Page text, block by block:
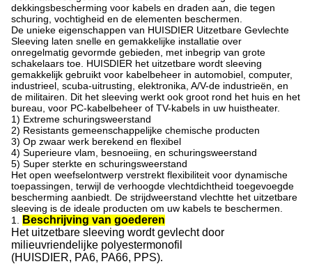
dekkingsbescherming voor kabels en draden aan, die tegen
schuring, vochtigheid en de elementen beschermen.
De unieke eigenschappen van HUISDIER Uitzetbare Gevlechte
Sleeving laten snelle en gemakkelijke installatie over
onregelmatig gevormde gebieden, met inbegrip van grote
schakelaars toe. HUISDIER het uitzetbare wordt sleeving
gemakkelijk gebruikt voor kabelbeheer in automobiel, computer,
industrieel, scuba-uitrusting, elektronika, A/V-de industrieën, en
de militairen. Dit het sleeving werkt ook groot rond het huis en het
bureau, voor PC-kabelbeheer of TV-kabels in uw huistheater.
1) Extreme schuringsweerstand
2) Resistants gemeenschappelijke chemische producten
3) Op zwaar werk berekend en flexibel
4) Superieure vlam, besnoeiing, en schuringsweerstand
5) Super sterkte en schuringsweerstand
Het open weefselontwerp verstrekt flexibiliteit voor dynamische
toepassingen, terwijl de verhoogde vlechtdichtheid toegevoegde
bescherming aanbiedt. De strijdweerstand vlechtte het uitzetbare
sleeving is de ideale producten om uw kabels te beschermen.
1.
Beschrijving van goederen
Het uitzetbare sleeving wordt gevlecht door
milieuvriendelijke polyestermonofil
(HUISDIER, PA6, PA66, PPS).